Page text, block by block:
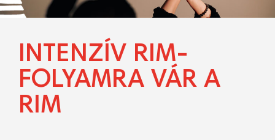
INTENZÍV RIM-
FOLYAMRA VÁR A
RIM